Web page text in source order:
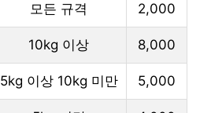
모든 규격 2,000
10kg 이상 8,000
5kg 이상 10kg 미만 5,000